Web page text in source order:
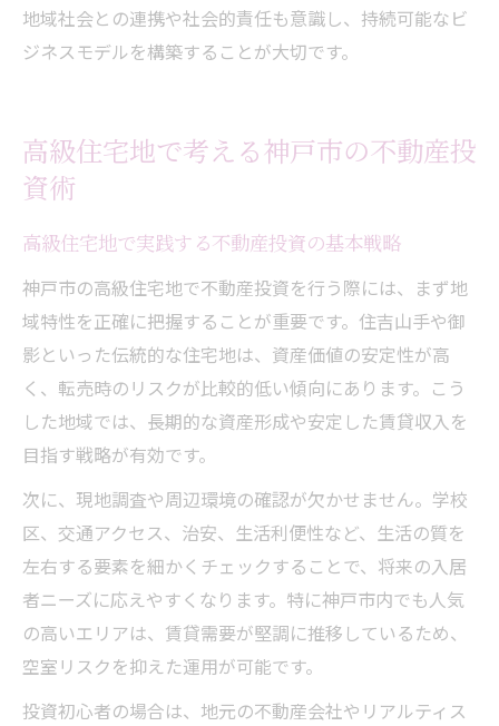
地域社会との連携や社会的責任も意識し、持続可能なビ
ジネスモデルを構築することが大切です。
高級住宅地で考える神戸市の不動産投
資術
高級住宅地で実践する不動産投資の基本戦略
神戸市の高級住宅地で不動産投資を行う際には、まず地
域特性を正確に把握することが重要です。住吉山手や御
影といった伝統的な住宅地は、資産価値の安定性が高
く、転売時のリスクが比較的低い傾向にあります。こう
した地域では、長期的な資産形成や安定した賃貸収入を
目指す戦略が有効です。
次に、現地調査や周辺環境の確認が欠かせません。学校
区、交通アクセス、治安、生活利便性など、生活の質を
左右する要素を細かくチェックすることで、将来の入居
者ニーズに応えやすくなります。特に神戸市内でも人気
の高いエリアは、賃貸需要が堅調に推移しているため、
空室リスクを抑えた運用が可能です。
投資初心者の場合は、地元の不動産会社やリアルティス